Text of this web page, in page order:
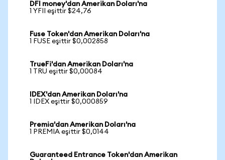
DFI money'dan Amerikan Doları'na
1 YFII eşittir $24,76
Fuse Token'dan Amerikan Doları'na
1 FUSE eşittir $0,002858
TrueFi'dan Amerikan Doları'na
1 TRU eşittir $0,00084
IDEX'dan Amerikan Doları'na
1 IDEX eşittir $0,000859
Premia'dan Amerikan Doları'na
1 PREMIA eşittir $0,0144
Guaranteed Entrance Token'dan Amerikan